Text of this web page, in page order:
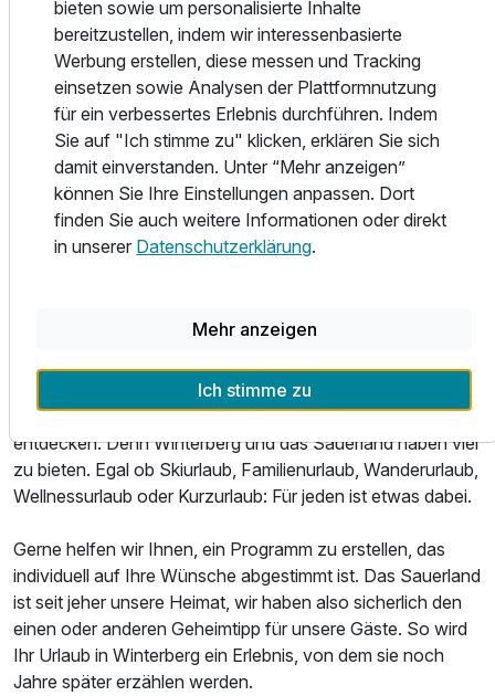
Ausstattung
Zusatznächte
Für 4 Tage p.P. ab338,00 €
Ausstattung
Zusatznächte
Für 4 Tage p.P. ab263,00 €
und jede Menge Abenteuer sind also garantiert.
Selbstverständlich bieten wir Ihnen auch
Unterstellmöglichkeiten für Ihr Motorrad, Ihr Fahrrad und
Ihre Skiausrüstung an. Bei uns brauchen Sie sich um nichts
zu kümmern. Genießen Sie einfach Ihren Urlaub, den Rest
übernehmen wir.
Kleine Gäste sind bei uns ebenfalls herzlich willkommen.
Für sie haben wir sogar extra eine Kinderspielecke
eingerichtet. Hier kann auch bei schlechtem Wetter nach
neben reinen Kinderspielen gibt es auch etliche
Selbstverständlich gibt es rund um unser Hotel einiges zu
entdecken. Denn Winterberg und das Sauerland haben viel
zu bieten. Egal ob Skiurlaub, Familienurlaub, Wanderurlaub,
Wellnessurlaub oder Kurzurlaub: Für jeden ist etwas dabei.
Gerne helfen wir Ihnen, ein Programm zu erstellen, das
individuell auf Ihre Wünsche abgestimmt ist. Das Sauerland
ist seit jeher unsere Heimat, wir haben also sicherlich den
einen oder anderen Geheimtipp für unsere Gäste. So wird
Ihr Urlaub in Winterberg ein Erlebnis, von dem sie noch
Jahre später erzählen werden.
bieten sowie um personalisierte Inhalte
bereitzustellen, indem wir interessenbasierte
Werbung erstellen, diese messen und Tracking
einsetzen sowie Analysen der Plattformnutzung
für ein verbessertes Erlebnis durchführen. Indem
Sie auf "Ich stimme zu" klicken, erklären Sie sich
damit einverstanden. Unter “Mehr anzeigen”
können Sie Ihre Einstellungen anpassen. Dort
finden Sie auch weitere Informationen oder direkt
in unserer Datenschutzerklärung.
Mehr anzeigen
Ich stimme zu